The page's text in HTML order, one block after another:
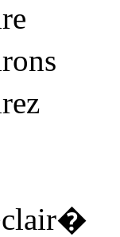
e
ons
ez
�